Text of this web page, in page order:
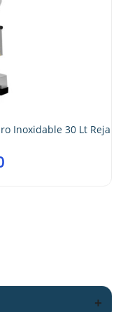
Inoxidable 30 Lt Reja